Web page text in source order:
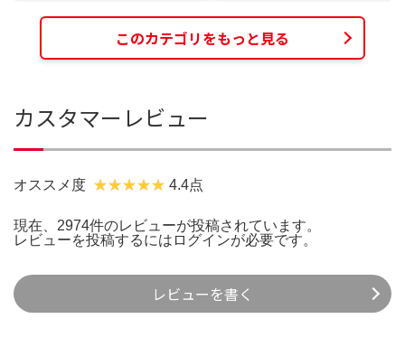
このカテゴリをもっと見る
カスタマーレビュー
オススメ度 4.4点
現在、2974件のレビューが投稿されています。
レビューを投稿するには ログインが必要です。
レビューを書く